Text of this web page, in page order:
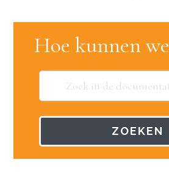
Hoe kunnen
ZOEKEN